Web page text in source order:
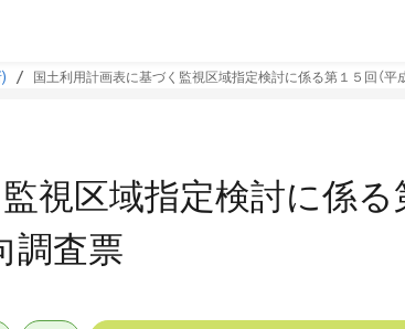
国土利用計画表に基づく監視区域指定検討に係る第１５回（平
視区域指定検討に係る
調査票